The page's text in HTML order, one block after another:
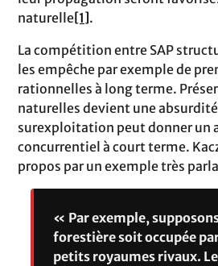
naturelle[1].
La compétition entre SAP
les empêche par exemple de
rationnelles à long terme.
naturelles devient une
surexploitation peut donner un
concurrentiel à court terme.
propos par un exemple très
« Par exemple,
forestière soit occupée
petits royaumes rivaux.